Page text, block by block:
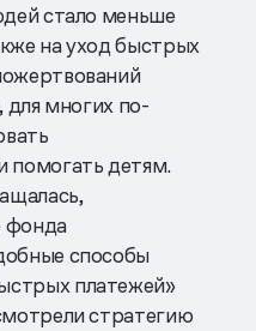
стало меньше
на уход быстрых
для многих по-
помогать детям.
фонда
способы
платежей»
стратегию